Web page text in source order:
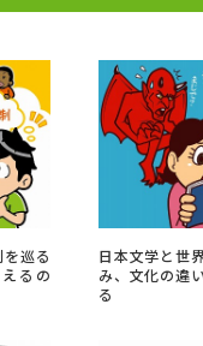
大学検索
集
パンフレット
巡る
るの
日本文学と世
み、文化の違
る